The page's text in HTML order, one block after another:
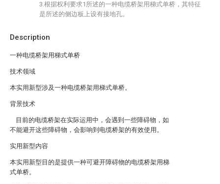
Description
一种电缆桥架用梯式单桥
技术领域
本实用新型涉及一种电缆桥架用梯式单桥。
背景技术
目前的电缆桥架在实际运用中，会遇到一些障碍物，如
不能避开这些障碍物，会影响到电缆桥架的有效使用。
实用新型内容
本实用新型目的是提供一种可避开障碍物的电缆桥架用梯
式单桥。
3.根据权利要求1所述的一种电缆桥架用梯式单桥，其特征
是所述的侧边板上设有接地孔。